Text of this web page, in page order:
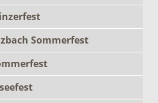
Sommerfest